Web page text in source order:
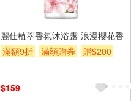
麗仕植萃香氛沐浴露-浪漫櫻花香
滿額9折
滿額贈券 贈$200
$159